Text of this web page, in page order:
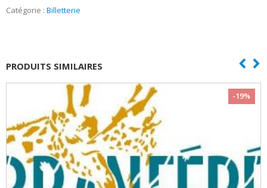
Park
Catégorie : Billetterie
PRODUITS SIMILAIRES
-19%